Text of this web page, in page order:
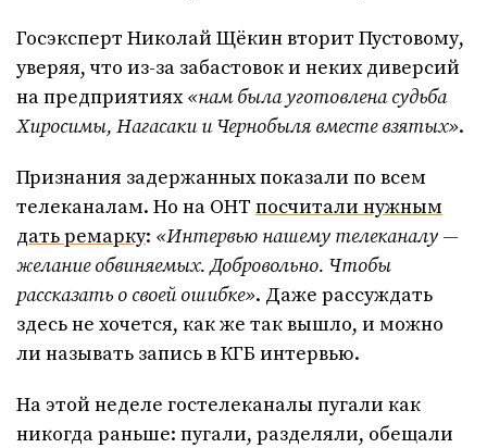
Госэксперт Николай Щёкин вторит Пустовому,
уверяя, что из-за забастовок и неких диверсий
на предприятиях«нам была уготовлена судьба
Хиросимы, Нагасаки и Чернобыля вместе взятых».
Признания задержанных показали по всем
телеканалам. Но на ОНТ посчитали нужным
дать ремарку: «Интервью нашему телеканалу —
желание обвиняемых. Добровольно. Чтобы
рассказать о своей ошибке». Даже рассуждать
здесь не хочется, как же так вышло, и можно
ли называть запись в КГБ интервью.
На этой неделе гостелеканалы пугали как
никогда раньше: пугали, разделяли, обещали